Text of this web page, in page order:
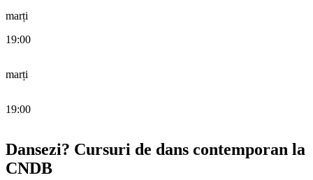
marți
19:00
marți
19:00
Dansezi? Cursuri de dans contemporan la
CNDB